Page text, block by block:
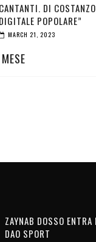
CANTANTI. DI
DIGITALE POPOLARE”
MARCH 21, 2023
ZAYNAB DOSSO
DAO SPORT